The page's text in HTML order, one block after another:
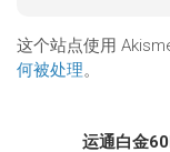
这个站点使用
何被处理。
运通白金